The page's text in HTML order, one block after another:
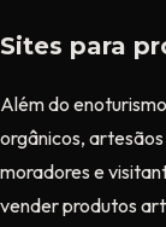
Sites para
Além do
orgânicos,
moradores e
vender produtos